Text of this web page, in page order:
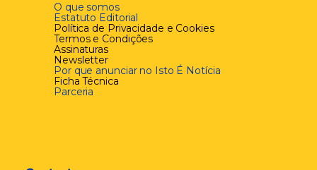
O que somos
Estatuto Editorial
Política de Privacidade e Cookies
Termos e Condições
Assinaturas
Newsletter
Por que anunciar no Isto É Notícia
Ficha Técnica
Parceria